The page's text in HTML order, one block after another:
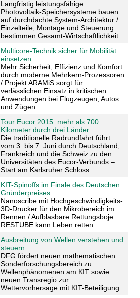
Langfristig leistungsfähige
Photovoltaik-Speichersysteme bauen
auf durchdachte System-Architektur /
Einzelteile, Montage und Steuerung
bestimmen Gesamt-Wirtschaftlichkeit
Multicore-Technik sicher für Mobilität
einsetzen
Mehr Sicherheit, Effizienz und Komfort
durch moderne Mehrkern-Prozessoren
/ Projekt ARAMiS sorgt für
verlässlichen Einsatz in kritischen
Anwendungen bei Flugzeugen, Autos
und Zügen
Tour Eucor 2015: mehr als 700
Kilometer durch drei Länder
Die traditionelle Radrundfahrt führt
vom 3. bis 7. Juni durch Deutschland,
Frankreich und die Schweiz zu den
Universitäten des Eucor-Verbunds –
Start am Karlsruher Schloss
KIT-Spinoffs im Finale des Deutschen
Gründerpreises
Nanoscribe mit Hochgeschwindigkeits-
3D-Drucker für den Mikrobereich im
Rennen / Aufblasbare Rettungsboje
RESTUBE kann Leben retten
Ausbreitung von Wellen verstehen und
steuern
DFG fördert neuen mathematischen
Sonderforschungsbereich zu
Wellenphänomenen am KIT sowie
neuen Transregio zur
Wettervorhersage mit KIT-Beteiligung